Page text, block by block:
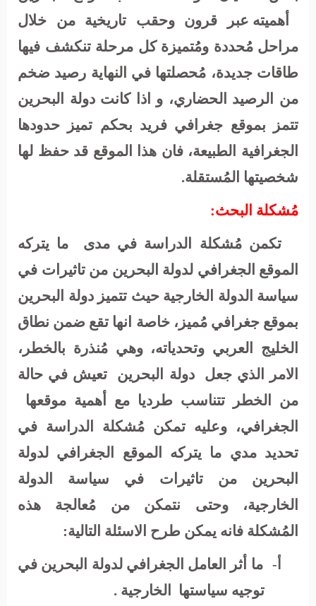
أهميته عبر قرون وحقب تاريخية من خلال
مراحل مُحددة ومُتميزة كل مرحلة تنكشف فيها
طاقات جديدة، مُحصلتها في النهاية رصيد ضخم
من الرصيد الحضاري، و اذا كانت دولة البحرين
تتمز بموقع جغرافي فريد بحكم تميز حدودها
الجغرافية الطبيعة، فان هذا الموقع قد حفظ لها
شخصيتها المُستقلة.
مُشكلة البحث:
تكمن مُشكلة الدراسة في مدى
ما يتركه
الموقع الجغرافي لدولة البحرين من تاثيرات في
سياسة الدولة الخارجية حيث تتميز دولة البحرين
بموقع جغرافي مُميز، خاصة انها تقع ضمن نطاق
الخليج العربي وتحدياته، وهي مُنذرة بالخطر،
الامر الذي جعل
دولة البحرين
تعيش في حالة
من الخطر تتناسب طرديا مع أهمية موقعها
الجغرافي، وعليه تمكن مُشكلة الدراسة في
تحديد مدي ما يتركه الموقع الجغرافي لدولة
البحرين من تاثيرات في سياسة الدولة
الخارجية، وحتى نتمكن من مُعالجة هذه
المُشكلة فانه يمكن طرح الاسئلة التالية:
أ‌-
ما أثر العامل الجغرافي لدولة البحرين في
توجيه سياستها
الخارجية .